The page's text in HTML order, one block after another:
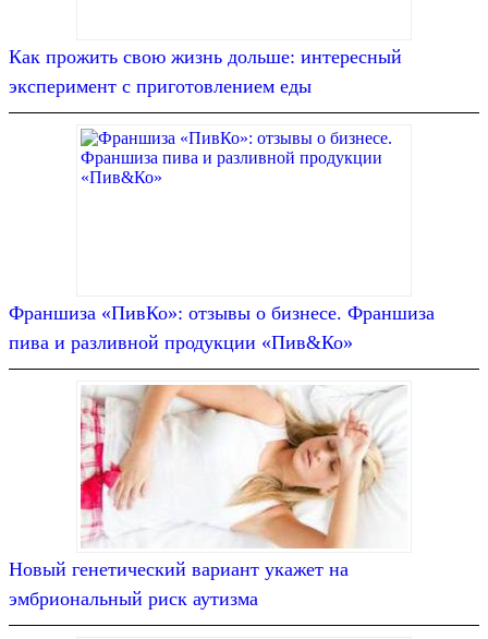
Как прожить свою жизнь дольше: интересный
эксперимент с приготовлением еды
Франшиза «ПивКо»: отзывы о бизнесе. Франшиза
пива и разливной продукции «Пив&Ко»
Новый генетический вариант укажет на
эмбриональный риск аутизма